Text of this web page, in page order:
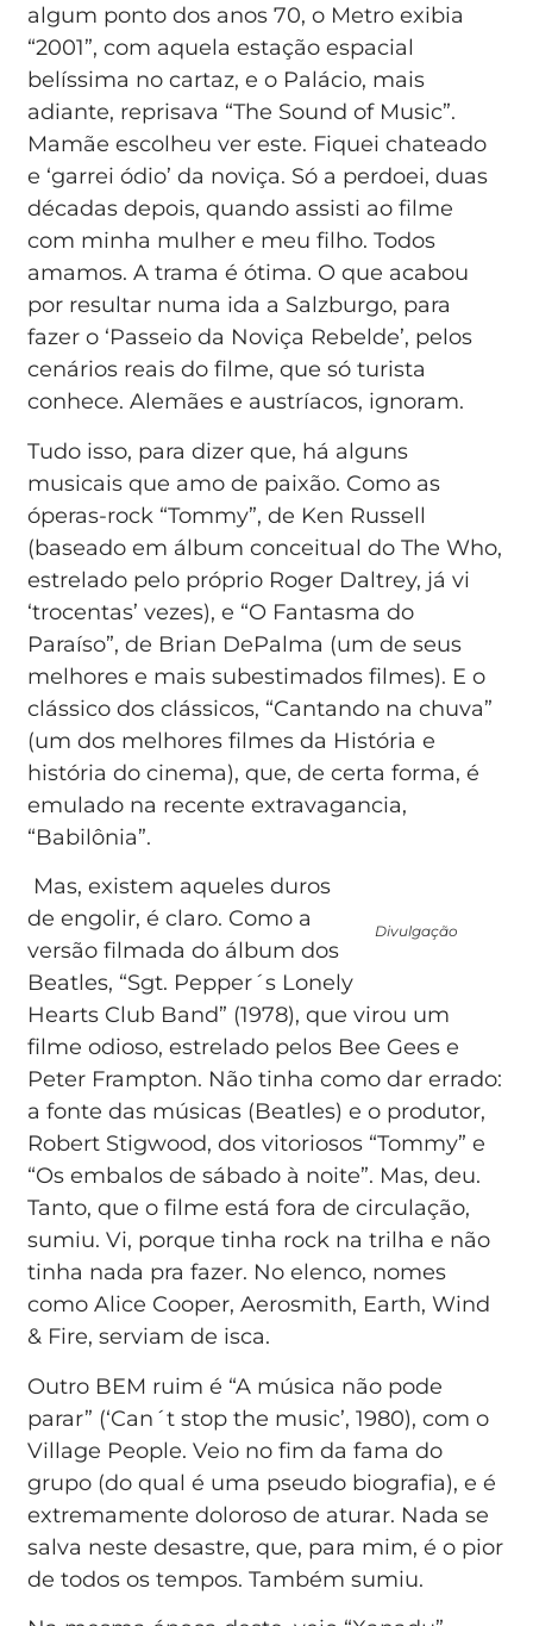
algum ponto dos anos 70, o Metro exibia
“2001”, com aquela estação espacial
belíssima no cartaz, e o Palácio, mais
adiante, reprisava “The Sound of Music”.
Mamãe escolheu ver este. Fiquei chateado
e ‘garrei ódio’ da noviça. Só a perdoei, duas
décadas depois, quando assisti ao filme
com minha mulher e meu filho. Todos
amamos. A trama é ótima. O que acabou
por resultar numa ida a Salzburgo, para
fazer o ‘Passeio da Noviça Rebelde’, pelos
cenários reais do filme, que só turista
conhece. Alemães e austríacos, ignoram.
Tudo isso, para dizer que, há alguns
musicais que amo de paixão. Como as
óperas-rock “Tommy”, de Ken Russell
(baseado em álbum conceitual do The Who,
estrelado pelo próprio Roger Daltrey, já vi
‘trocentas’ vezes), e “O Fantasma do
Paraíso”, de Brian DePalma (um de seus
melhores e mais subestimados filmes). E o
clássico dos clássicos, “Cantando na chuva”
(um dos melhores filmes da História e
história do cinema), que, de certa forma, é
emulado na recente extravagancia,
“Babilônia”.
Divulgação
Mas, existem aqueles duros
de engolir, é claro. Como a
versão filmada do álbum dos
Beatles, “Sgt. Pepper´s Lonely
Hearts Club Band” (1978), que virou um
filme odioso, estrelado pelos Bee Gees e
Peter Frampton. Não tinha como dar errado:
a fonte das músicas (Beatles) e o produtor,
Robert Stigwood, dos vitoriosos “Tommy” e
“Os embalos de sábado à noite”. Mas, deu.
Tanto, que o filme está fora de circulação,
sumiu. Vi, porque tinha rock na trilha e não
tinha nada pra fazer. No elenco, nomes
como Alice Cooper, Aerosmith, Earth, Wind
& Fire, serviam de isca.
Outro BEM ruim é “A música não pode
parar” (‘Can´t stop the music’, 1980), com o
Village People. Veio no fim da fama do
grupo (do qual é uma pseudo biografia), e é
extremamente doloroso de aturar. Nada se
salva neste desastre, que, para mim, é o pior
de todos os tempos. Também sumiu.